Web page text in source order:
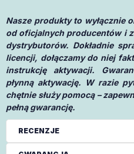
Nasze produkty to wyłącznie
od oficjalnych producentów i
dystrybutorów. Dokładnie
licencji, dołączamy do niej
instrukcję aktywacji.
płynną aktywację. W razie
chętnie służy pomocą –
pełną gwarancję.
RECENZJE